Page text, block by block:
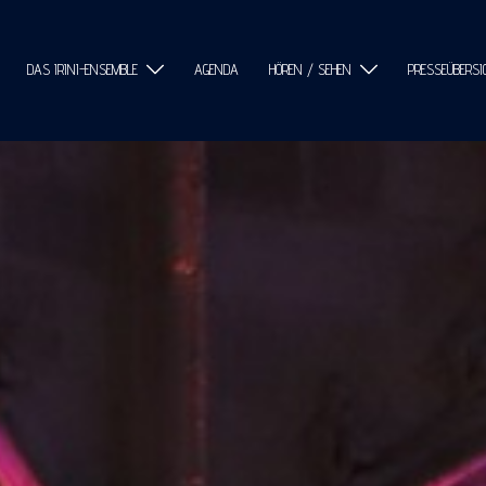
DAS IRINI-ENSEMBLE AGENDA HÖREN / SEHEN